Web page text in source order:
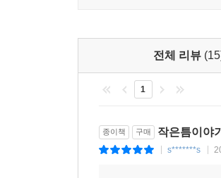
전체 리뷰
1
종이책 구매 작은틈이야기
s*******s